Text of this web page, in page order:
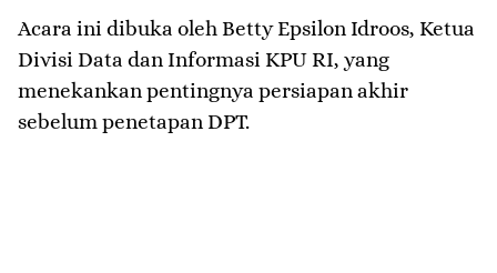
Acara ini dibuka oleh Betty Epsilon Idroos, Ketua
Divisi Data dan Informasi KPU RI, yang
menekankan pentingnya persiapan akhir
sebelum penetapan DPT.